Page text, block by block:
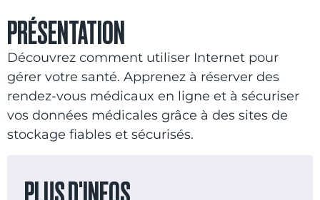
PRÉSENTATION
Découvrez comment utiliser Internet pour
gérer votre santé. Apprenez à réserver des
rendez-vous médicaux en ligne et à sécuriser
vos données médicales grâce à des sites de
stockage fiables et sécurisés.